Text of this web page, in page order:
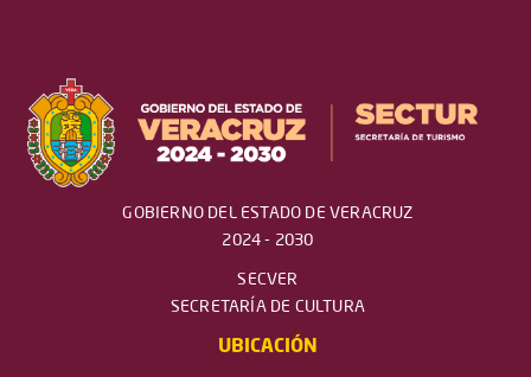
GOBIERNO DEL ESTADO DE VERACRUZ
2024 - 2030
SECVER
SECRETARÍA DE CULTURA
UBICACIÓN